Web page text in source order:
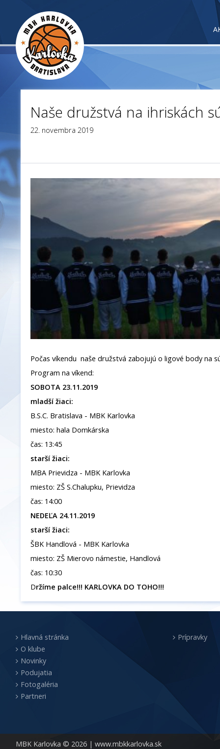
Naše družstvá na ihriskách
22. novembra 2019
Počas víkendu naše družstvá zabojujú o ligové body na
Program na víkend:
SOBOTA 23.11.2019
mladší žiaci:
B.S.C. Bratislava - MBK Karlovka
miesto: hala Domkárska
čas: 13:45
starší žiaci:
MBA Prievidza - MBK Karlovka
miesto: ZŠ S.Chalupku, Prievidza
čas: 14:00
NEDEĽA 24.11.2019
starší žiaci:
ŠBK Handlová - MBK Karlovka
miesto: ZŠ Mierovo námestie, Handlová
čas: 10:30
Držíme palce!!! KARLOVKA DO TOHO!!!
MBK Karlovka © 2026 | www.mbkkarlovka.sk
Hlavná stránka
O klube
Novinky
Podujatia
Fotogaléria
Partneri
Prípravky